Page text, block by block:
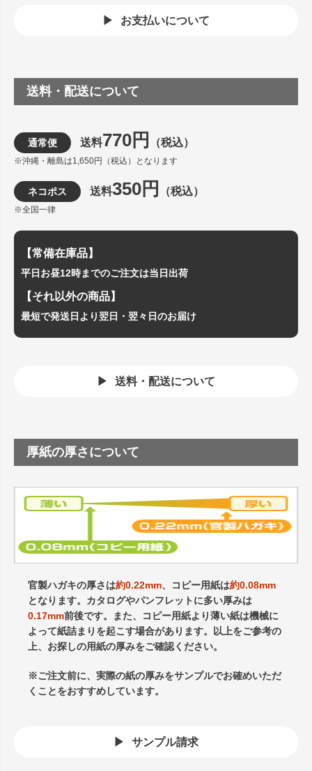
お支払いについて
送料・配送について
通常便 送料770円 （税込）
※沖縄・離島は1,650円（税込）となります
ネコポス 送料350円 （税込）
※全国一律
【常備在庫品】
平日お昼12時までのご注文は当日出荷
【それ以外の商品】
最短で発送日より翌日・翌々日のお届け
送料・配送について
厚紙の厚さについて
官製ハガキの厚さは約0.22mm、コピー用紙は約0.08mm
となります。カタログやパンフレットに多い厚みは
0.17mm前後です。また、コピー用紙より薄い紙は機械に
よって紙詰まりを起こす場合があります。以上をご参考の
上、お探しの用紙の厚みをご確認ください。
※ご注文前に、実際の紙の厚みをサンプルでお確めいただ
くことをおすすめしています。
サンプル請求